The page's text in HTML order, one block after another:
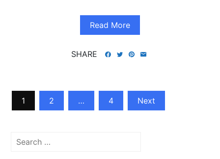
Read More
SHARE
Posts
pagination
1 2 … 4 Next
Search